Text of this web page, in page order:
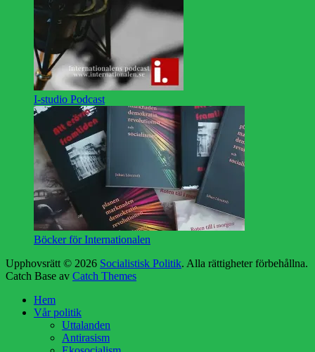
I-studio Podcast
Böcker för Internationalen
Upphovsrätt © 2026 Socialistisk Politik. Alla rättigheter förbehållna.
Catch Base av Catch Themes
Hem
Vår politik
Uttalanden
Antirasism